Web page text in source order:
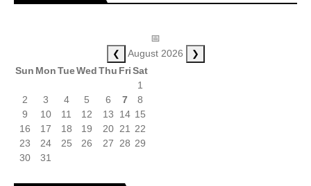
📅
❮ August 2026 ❯
Sun MonTueWedThu FriSat
1
2
3 4 5 6 7
8
9
10 11 12 13 14 15
16
17 18 19 20 21
22
23
24 25 26 27 28 29
30
31